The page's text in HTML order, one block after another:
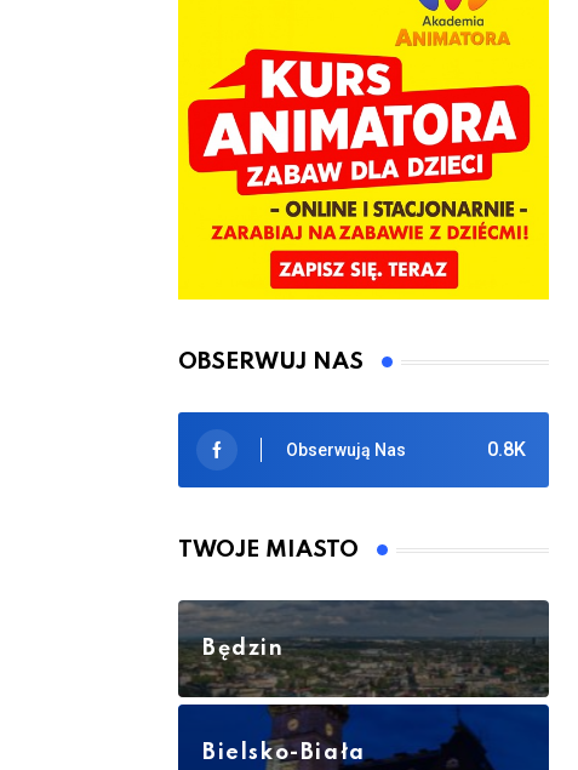
OBSERWUJ NAS
0.8K
Obserwują Nas
TWOJE MIASTO
Będzin
Bielsko-Biała